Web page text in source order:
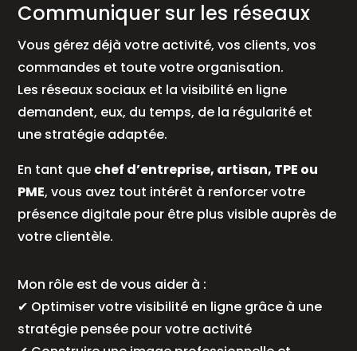
Communiquer sur les réseaux
Vous gérez déjà votre activité, vos clients, vos
commandes et toute votre organisation.
Les réseaux sociaux et la visibilité en ligne
demandent, eux, du temps, de la régularité et
une stratégie adaptée.
En tant que chef d’entreprise, artisan, TPE ou
PME, vous avez tout intérêt à renforcer votre
présence digitale pour être plus visible auprès de
votre clientèle.
Mon rôle est de vous aider à :
✔ Optimiser votre visibilité en ligne grâce à une
stratégie pensée pour votre activité